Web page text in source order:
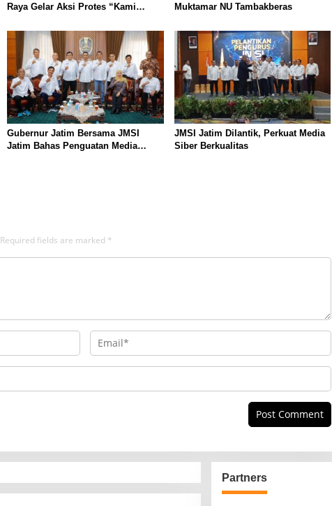
Raya Gelar Aksi Protes “Kami
Muktamar NU Tambakberas
Gubernur Jatim Bersama JMSI
Jatim Bahas Penguatan Media
JMSI Jatim Dilantik, Perkuat Media
Siber Berkualitas
Required fields are marked *
Partners